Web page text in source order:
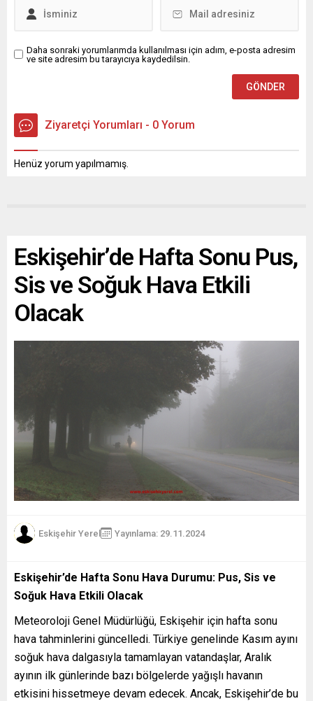
Daha sonraki yorumlarımda kullanılması için adım, e-posta adresim
ve site adresim bu tarayıcıya kaydedilsin.
Ziyaretçi Yorumları - 0 Yorum
Henüz yorum yapılmamış.
Eskişehir’de Hafta Sonu Pus,
Sis ve Soğuk Hava Etkili
Olacak
Eskişehir Yerel Yayınlama: 29.11.2024
Eskişehir’de Hafta Sonu Hava Durumu: Pus, Sis ve
Soğuk Hava Etkili Olacak
Meteoroloji Genel Müdürlüğü, Eskişehir için hafta sonu
hava tahminlerini güncelledi. Türkiye genelinde Kasım ayını
soğuk hava dalgasıyla tamamlayan vatandaşlar, Aralık
ayının ilk günlerinde bazı bölgelerde yağışlı havanın
etkisini hissetmeye devam edecek. Ancak, Eskişehir’de bu